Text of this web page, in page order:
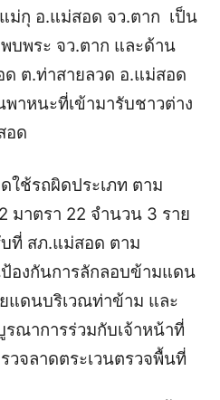
ม่กุ อ.แม่สอด จว.ตาก เป็น
บพระ จว.ตาก และด้าน
ต.ท่าสายลวด อ.แม่สอด
พาหนะที่เข้ามารับชาวต่าง
อด
ใช้รถผิดประเภท ตาม
มาตรา 22 จำนวน 3 ราย
ที่ สภ.แม่สอด ตาม
องกันการลักลอบข้ามแดน
แดนบริเวณท่าข้าม และ
ณาการร่วมกับเจ้าหน้าที่
จลาดตระเวนตรวจพื้นที่